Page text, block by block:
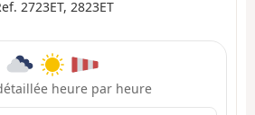
2723ET, 2823ET
heure par heure